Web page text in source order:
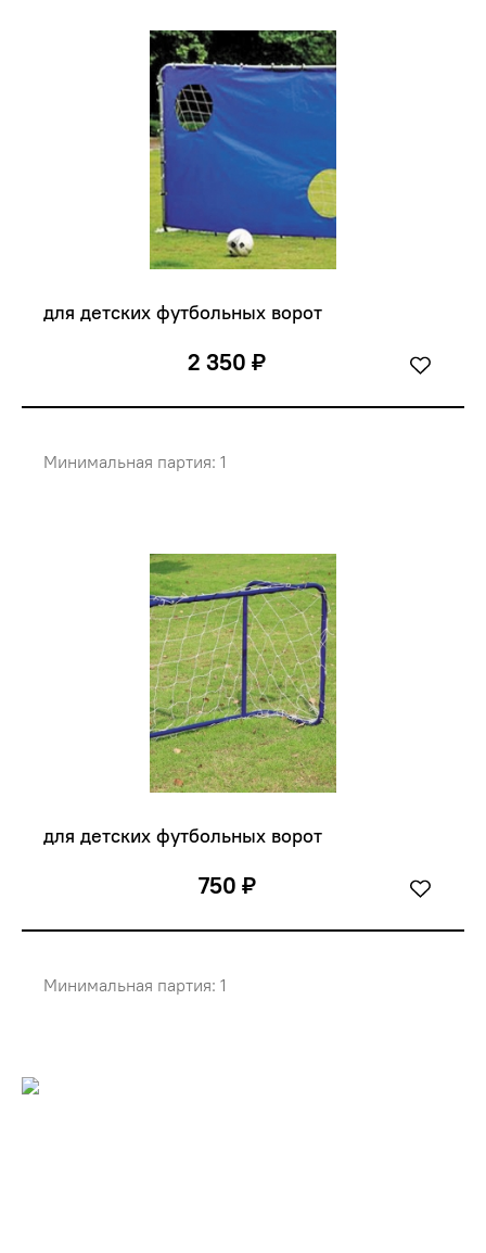
для детских футбольных ворот
2 350 ₽
Минимальная партия: 1
для детских футбольных ворот
750 ₽
Минимальная партия: 1